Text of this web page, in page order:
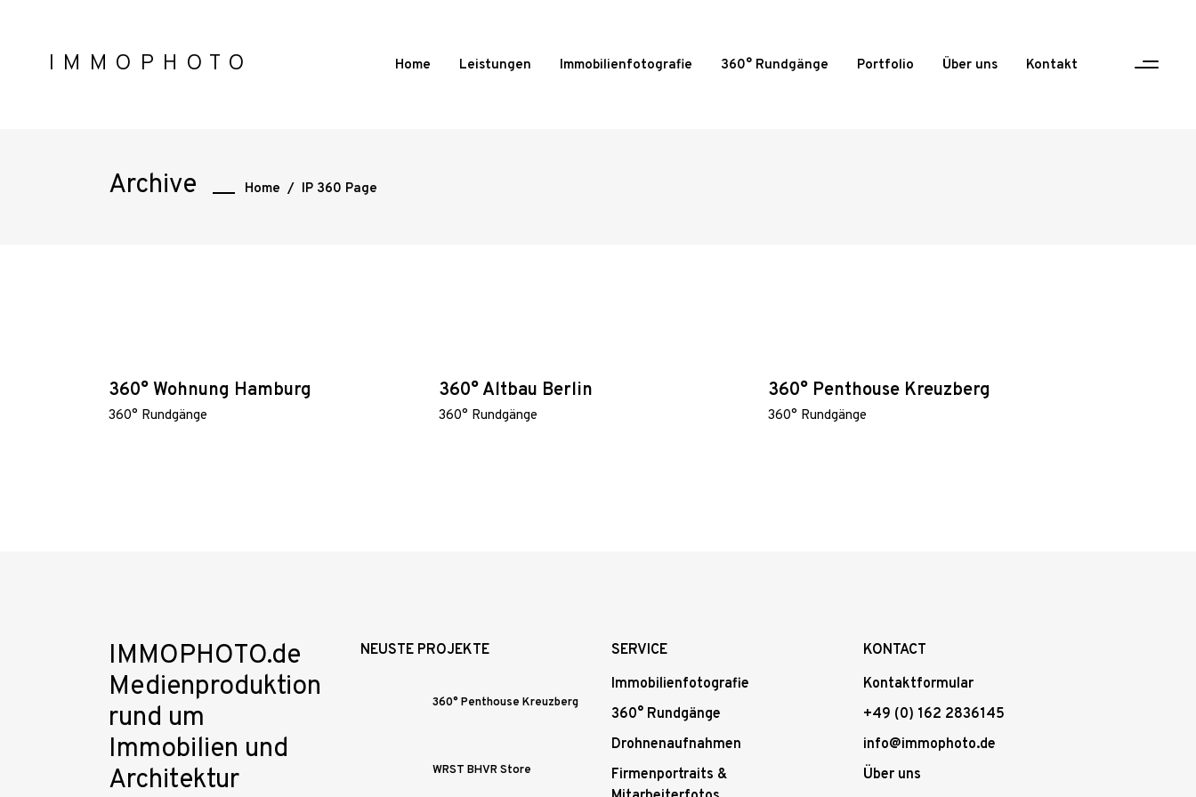
IMMOPHOTO Home Leistungen Immobilienfotografie 360° Rundgänge Portfolio Über uns Kontakt
Archive Home / IP 360 Page
360° Wohnung Hamburg
360° Rundgänge
360° Altbau Berlin
360° Rundgänge
360° Penthouse Kreuzberg
360° Rundgänge
IMMOPHOTO.de
Medienproduktion
rund um
Immobilien und
Architektur
NEUSTE PROJEKTE
360° Penthouse Kreuzberg
WRST BHVR Store
SERVICE
Immobilienfotografie
360° Rundgänge
Drohnenaufnahmen
Firmenportraits &
KONTACT
Kontaktformular
+49 (0) 162 2836145
info@immophoto.de
Über uns